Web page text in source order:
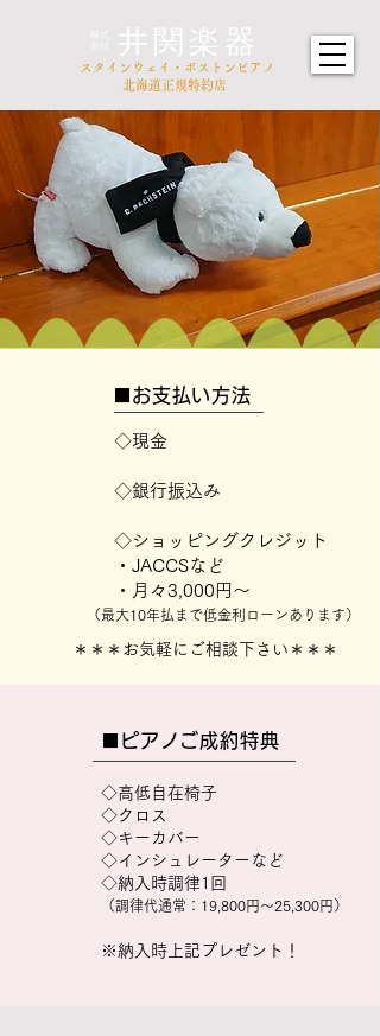
井関楽器
​スタインウェイ・ボストンピアノ
北海道正規特約店
​■お支払い方法
​◇現金​
​◇銀行振込み
◇ショッピングクレジット
・JACCS​など​
​・月々3,000円～
​（最大10年払まで低金利ローンあります ）
＊＊＊​お気軽にご相談下さい＊＊＊
​■ピアノご成約特典
​◇高低自在椅子
◇クロス
◇キーカバー
◇インシュレーターなど
◇納入時調律1回​
（調律代通常：19,800円～25,300円）
※納入時上記プレゼント！